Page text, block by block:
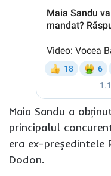
Maia Sandu a
principalul
era ex-președintele
Dodon.